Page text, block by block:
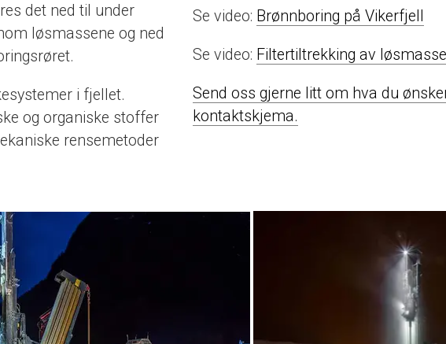
det ned til under
løsmassene og ned
i fjellet.
og organiske stoffer
rensemetoder
Se video: Brønnboring på Vikerfjell
Se video: Filtertiltrekking av
Send oss gjerne litt om hva du
kontaktskjema.